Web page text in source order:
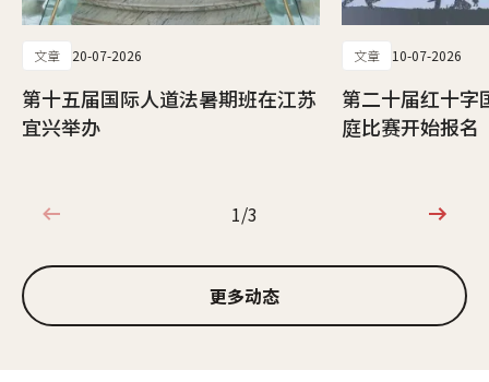
文章 20-07-2026
第十五届国际人道法暑期班在江苏
宜兴举办
文章 10-07-2026
第二十届红十字
庭比赛开始报名
1/3
1/3
更多动态